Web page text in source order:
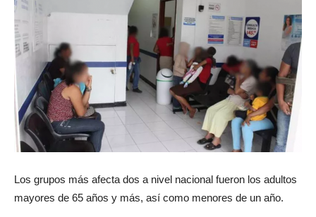
Los grupos más afecta dos a nivel nacional fueron los adultos
mayores de 65 años y más, así como menores de un año.